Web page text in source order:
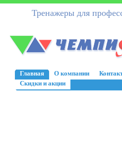
Тренажеры для
Главная О компании
Скидки и акции